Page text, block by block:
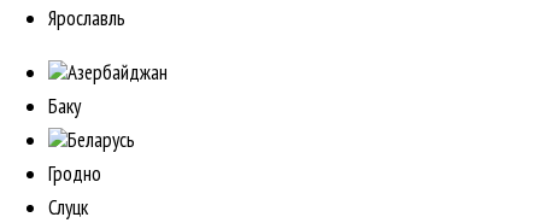
Ярославль
Азербайджан
Баку
Беларусь
Гродно
Слуцк